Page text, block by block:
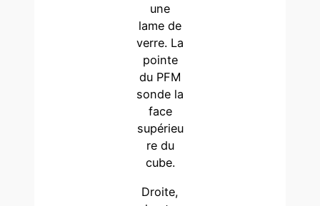
une
lame de
verre. La
pointe
du PFM
sonde la
face
supérieu
re du
cube.
Droite,